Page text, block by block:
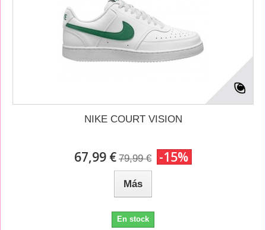
NIKE COURT VISION
67,99 € 79,99 € -15%
Más
En stock